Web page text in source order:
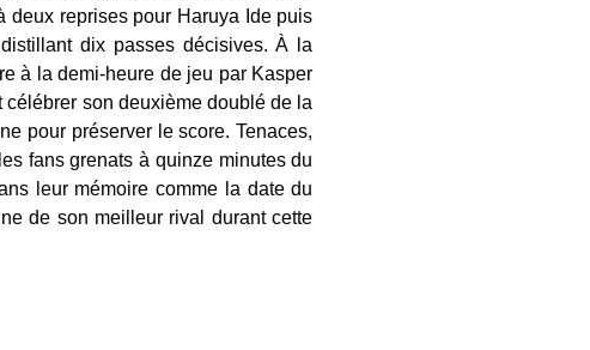
deux reprises pour Haruya Ide puis
dix passes décisives. À la
à la demi-heure de jeu par Kasper
son deuxième doublé de la
pour préserver le score. Tenaces,
fans grenats à quinze minutes du
leur mémoire comme la date du
de son meilleur rival durant cette